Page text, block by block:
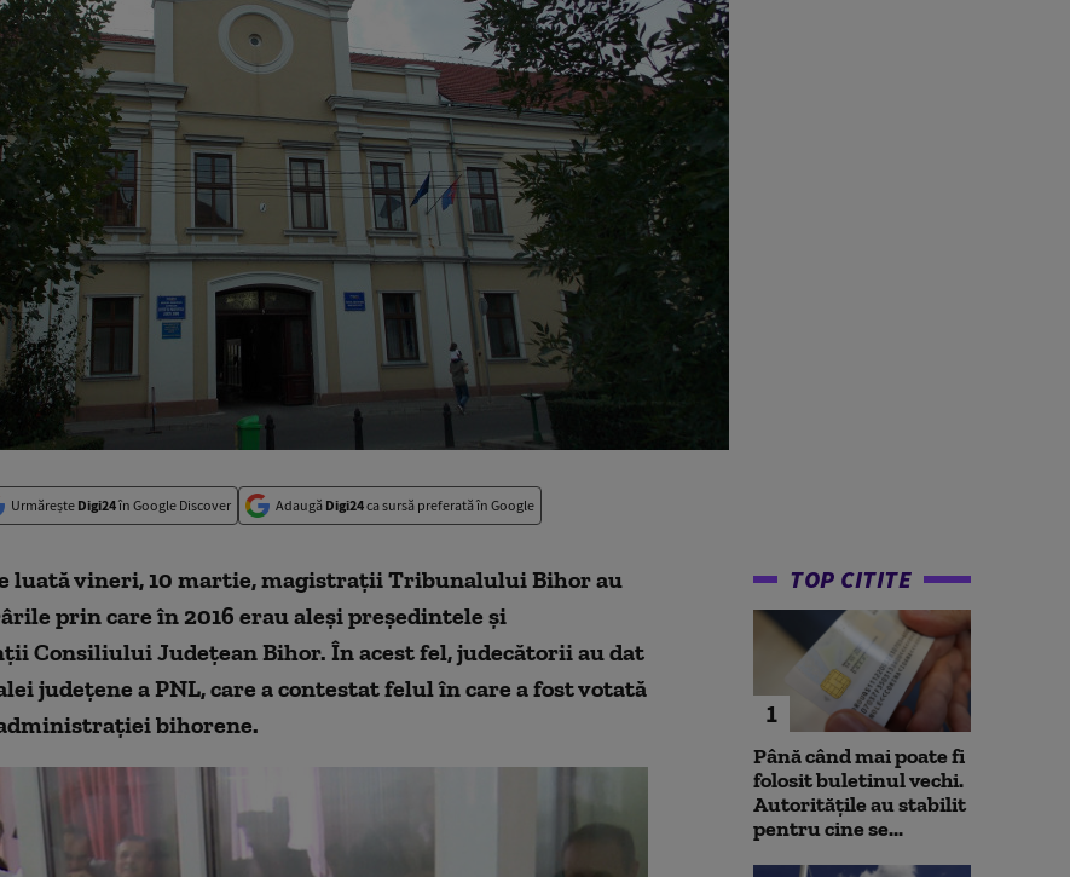
Urmărește Digi24în Google Discover Adaugă Digi24ca sursă preferată în Google
luată vineri, 10 martie, magistrații Tribunalului Bihor au
prin care în 2016 erau aleși președintele și
Consiliului Județean Bihor. În acest fel, judecătorii au dat
județene a PNL, care a contestat felul în care a fost votată
bihorene.
TOP CITITE
1
Până când mai poate fi
folosit buletinul vechi.
Autoritățile au stabilit
pentru cine se...